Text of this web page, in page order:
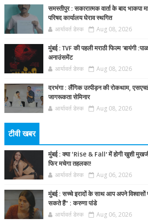
समस्तीपुर : सकारात्मक वार्ता के बाद
परिषद कार्यालय घेराव स्थगित
आर्यावर्त डेस्क Aug 08, 2026
मुंबई : TVF की पहली मराठी फिल्म 'बायंगी
अनाउंसमेंट
आर्यावर्त डेस्क Aug 08, 2026
दरभंगा : लैंगिक उत्पीड़न की रोकथाम,
जागरूकता सेमिनार
आर्यावर्त डेस्क Aug 08, 2026
टीवी खबर
मुंबई : क्या ‘Rise & Fall’ में होगी खुशी
फिर मचेगा तहलका!
आर्यावर्त डेस्क Aug 06, 2026
मुंबई : सच्चे इरादों के साथ आप अपने विश्वासों
सकते हैं” : करुणा पांडे
आर्यावर्त डेस्क Aug 06, 2026